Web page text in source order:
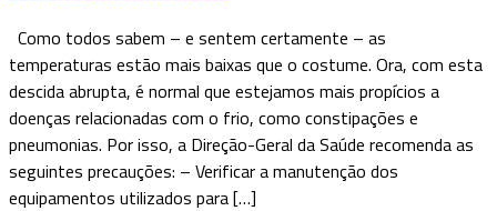
Como todos sabem – e sentem certamente – as
temperaturas estão mais baixas que o costume. Ora, com esta
descida abrupta, é normal que estejamos mais propícios a
doenças relacionadas com o frio, como constipações e
pneumonias. Por isso, a Direção-Geral da Saúde recomenda as
seguintes precauções: – Verificar a manutenção dos
equipamentos utilizados para […]